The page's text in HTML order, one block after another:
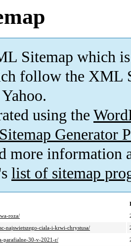
Sitemap which is
follow the XML
using the
Generator
more information
list of sitemap
roza/
najswietszego-ciala-i-krwi-chrystusa/
parafialne-30-v-2021-r/